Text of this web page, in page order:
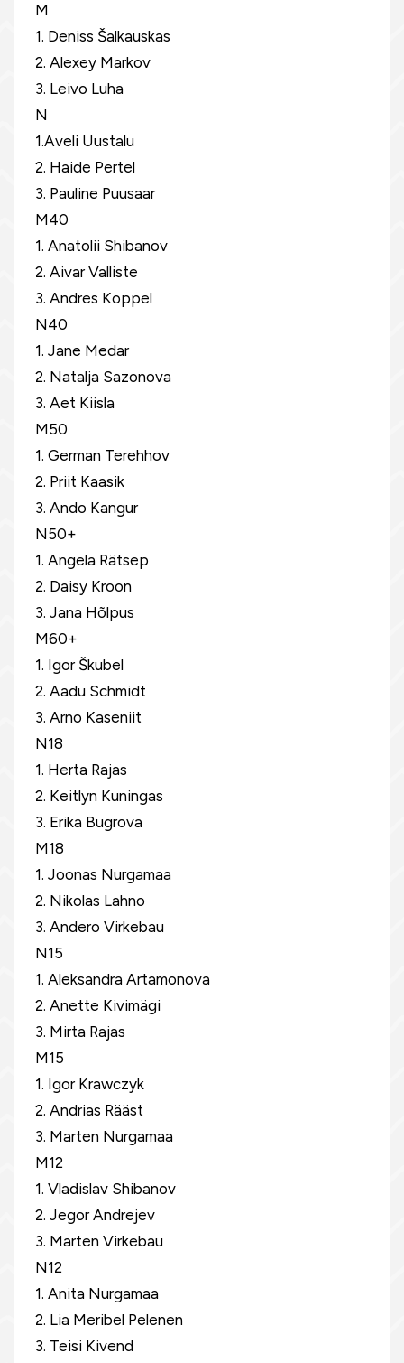
M
1. Deniss Šalkauskas
2. Alexey Markov
3. Leivo Luha
N
1.Aveli Uustalu
2. Haide Pertel
3. Pauline Puusaar
M40
1. Anatolii Shibanov
2. Aivar Valliste
3. Andres Koppel
N40
1. Jane Medar
2. Natalja Sazonova
3. Aet Kiisla
M50
1. German Terehhov
2. Priit Kaasik
3. Ando Kangur
N50+
1. Angela Rätsep
2. Daisy Kroon
3. Jana Hõlpus
M60+
1. Igor Škubel
2. Aadu Schmidt
3. Arno Kaseniit
N18
1. Herta Rajas
2. Keitlyn Kuningas
3. Erika Bugrova
M18
1. Joonas Nurgamaa
2. Nikolas Lahno
3. Andero Virkebau
N15
1. Aleksandra Artamonova
2. Anette Kivimägi
3. Mirta Rajas
M15
1. Igor Krawczyk
2. Andrias Rääst
3. Marten Nurgamaa
M12
1. Vladislav Shibanov
2. Jegor Andrejev
3. Marten Virkebau
N12
1. Anita Nurgamaa
2. Lia Meribel Pelenen
3. Teisi Kivend